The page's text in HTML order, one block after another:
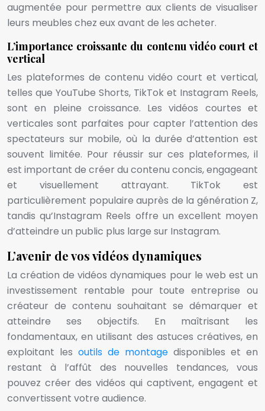
augmentée pour permettre aux clients de visualiser
leurs meubles chez eux avant de les acheter.
L’importance croissante du contenu vidéo court et
vertical
Les plateformes de contenu vidéo court et vertical,
telles que YouTube Shorts, TikTok et Instagram Reels,
sont en pleine croissance. Les vidéos courtes et
verticales sont parfaites pour capter l’attention des
spectateurs sur mobile, où la durée d’attention est
souvent limitée. Pour réussir sur ces plateformes, il
est important de créer du contenu concis, engageant
et visuellement attrayant. TikTok est
particulièrement populaire auprès de la génération Z,
tandis qu’Instagram Reels offre un excellent moyen
d’atteindre un public plus large sur Instagram.
L’avenir de vos vidéos dynamiques
La création de vidéos dynamiques pour le web est un
investissement rentable pour toute entreprise ou
créateur de contenu souhaitant se démarquer et
atteindre ses objectifs. En maîtrisant les
fondamentaux, en utilisant des astuces créatives, en
exploitant les outils de montage disponibles et en
restant à l’affût des nouvelles tendances, vous
pouvez créer des vidéos qui captivent, engagent et
convertissent votre audience.